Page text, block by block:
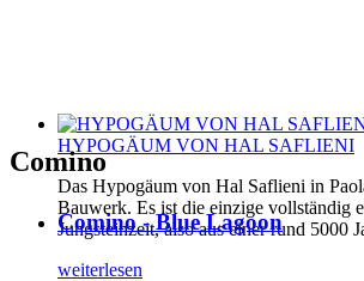
HYPOGÄUM VON HAL SAFLIENI
Das Hypogäum von Hal Saflieni in
Bauwerk. Es ist die einzige vollständig
Jungsteinzeit, also aus einer rund 5000
weiterlesen
Comino
Comino - Blue Lagoon